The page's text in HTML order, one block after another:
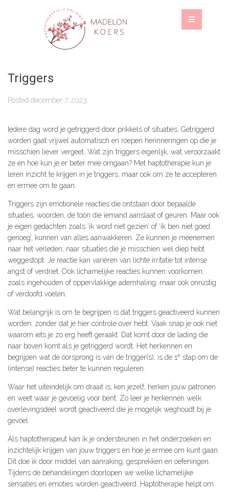
Triggers
Posted december 7, 2023
Iedere dag word je getriggerd door prikkels of situaties. Getriggerd
worden gaat vrijwel automatisch en roepen herinneringen op die je
misschien liever vergeet. Wat zijn triggers eigenlijk, wat veroorzaakt
ze en hoe kun je er beter mee omgaan? Met haptotherapie kun je
leren inzicht te krijgen in je triggers, maar ook om ze te accepteren
en ermee om te gaan.
Triggers zijn emotionele reacties die ontstaan door bepaalde
situaties, woorden, de toon die iemand aanslaat of geuren. Maar ook
je eigen gedachten zoals ‘ik word niet gezien’ of ‘ik ben niet goed
genoeg’, kunnen van alles aanwakkeren. Ze kunnen je meenemen
naar het verleden, naar situaties die je misschien wel diep hebt
weggestopt. Je reactie kan variëren van lichte irritatie tot intense
angst of verdriet. Ook lichamelijke reacties kunnen voorkomen,
zoals ingehouden of oppervlakkige ademhaling, maar ook onrustig
of verdoofd voelen.
Wat belangrijk is om te begrijpen is dat triggers geactiveerd kunnen
worden, zonder dat je hier controle over hebt. Vaak snap je ook niet
waarom iets je zo erg heeft geraakt. Dat komt door de lading die
naar boven komt als je getriggerd wordt. Het herkennen en
begrijpen wat de oorsprong is van de trigger(s), is de 1e stap om de
(intense) reacties beter te kunnen reguleren.
Waar het uiteindelijk om draait is; ken jezelf, herken jouw patronen
en weet waar je gevoelig voor bent. Zo leer je herkennen welk
overlevingsdeel wordt geactiveerd die je mogelijk weghoudt bij je
gevoel.
Als haptotherapeut kan ik je ondersteunen in het onderzoeken en
inzichtelijk krijgen van jouw triggers en hoe je ermee om kunt gaan.
Dit doe ik door middel van aanraking, gesprekken en oefeningen.
Tijdens de behandelingen doorlopen we welke lichamelijke
sensaties en emoties worden geactiveerd. Haptotherapie helpt om